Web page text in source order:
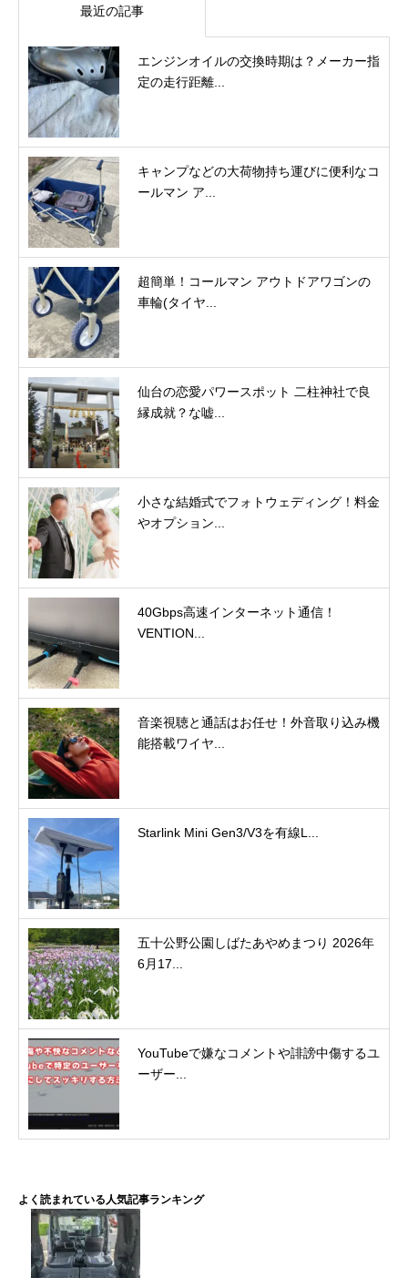
最近の記事
エンジンオイルの交換時期は？メーカー指
定の走行距離...
キャンプなどの大荷物持ち運びに便利なコ
ールマン ア...
超簡単！コールマン アウトドアワゴンの
車輪(タイヤ...
仙台の恋愛パワースポット 二柱神社で良
縁成就？な嘘...
小さな結婚式でフォトウェディング！料金
やオプション...
40Gbps高速インターネット通信！
VENTION...
音楽視聴と通話はお任せ！外音取り込み機
能搭載ワイヤ...
Starlink Mini Gen3/V3を有線L...
五十公野公園しばたあやめまつり 2026年
6月17...
YouTubeで嫌なコメントや誹謗中傷するユ
ーザー...
よく読まれている人気記事ランキング